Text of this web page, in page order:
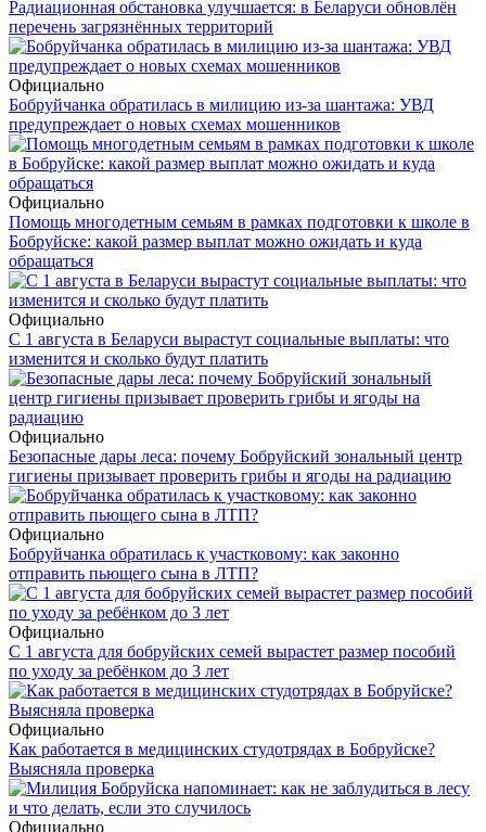
Радиационная обстановка улучшается: в Беларуси обновлён
перечень загрязнённых территорий
Официально
Бобруйчанка обратилась в милицию из-за шантажа: УВД
предупреждает о новых схемах мошенников
Официально
Помощь многодетным семьям в рамках подготовки к школе в
Бобруйске: какой размер выплат можно ожидать и куда
обращаться
Официально
С 1 августа в Беларуси вырастут социальные выплаты: что
изменится и сколько будут платить
Официально
Безопасные дары леса: почему Бобруйский зональный центр
гигиены призывает проверить грибы и ягоды на радиацию
Официально
Бобруйчанка обратилась к участковому: как законно
отправить пьющего сына в ЛТП?
Официально
С 1 августа для бобруйских семей вырастет размер пособий
по уходу за ребёнком до 3 лет
Официально
Как работается в медицинских студотрядах в Бобруйске?
Выясняла проверка
Официально